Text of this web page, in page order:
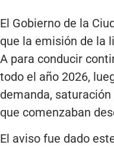
El Gobierno de la
que la emisión de la
A para conducir
todo el año 2026,
demanda,
que comenzaban
El aviso fue dado